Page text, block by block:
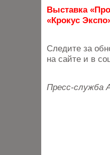
Выставка
«Крокус
Следите за
на сайте и в
Пресс-служба